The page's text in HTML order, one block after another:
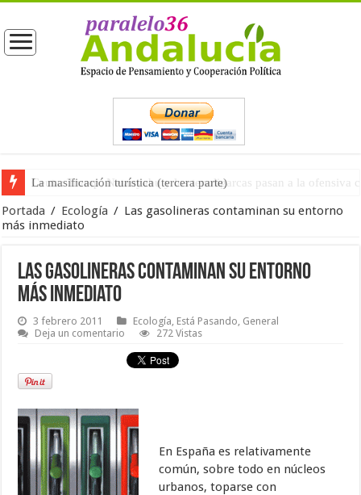
La masificación turística (tercera parte)
Portada / Ecología / Las gasolineras contaminan su entorno
más inmediato
Las gasolineras contaminan su entorno
más inmediato
3 febrero 2011 Ecología, Está Pasando, General
Deja un comentario
272 Vistas
En España es relativamente
común, sobre todo en núcleos
urbanos, toparse con